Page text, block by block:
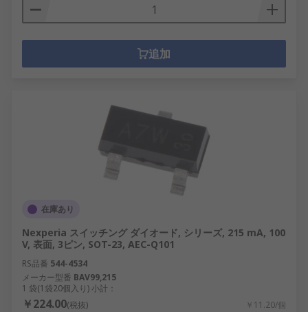
追加
在庫あり
Nexperia スイッチング ダイオード, シリーズ, 215 mA, 100
V, 表面, 3ピン, SOT-23, AEC-Q101
RS品番 544-4534
メーカー型番 BAV99,215
1 袋(1袋20個入り) 小計：
￥224.00(税抜) ￥11.20/個